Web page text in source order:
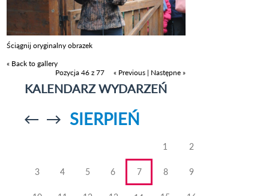
Ściągnij oryginalny obrazek
« Back to gallery
Pozycja 46 z 77
« Previous | Następne »
KALENDARZ WYDARZEŃ
Przejdź doPrzejdź do
SIERPIEŃ
1 2
3 4 5 6 7 8 9